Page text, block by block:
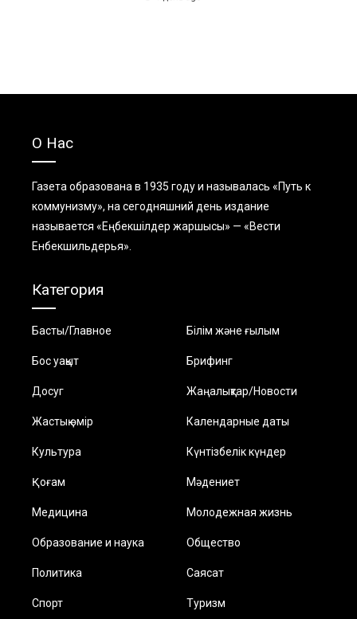
О Нас
Газета образована в 1935 году и называлась «Путь к
коммунизму», на сегодняшний день издание
называется «Еңбекшiлдер жаршысы» — «Вести
Енбекшильдерья».
Категория
Басты/Главное Білім және ғылым
Бос уақыт Брифинг
Досуг Жаңалықтар/Новости
Жастық өмір Календарные даты
Культура Күнтізбелік күндер
Қоғам Мәдениет
Медицина Молодежная жизнь
Образование и наука Общество
Политика Саясат
Спорт Туризм